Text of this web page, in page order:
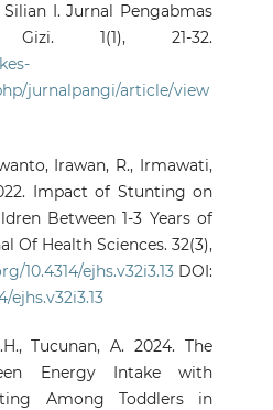
I. Jurnal Pengabmas
1(1), 21-32.
jurnalpangi/article/view
Irawan, R., Irmawati,
Impact of Stunting on
Between 1-3 Years of
Of Health Sciences. 32(3),
10.4314/ejhs.v32i3.13DOI:
ejhs.v32i3.13
Tucunan, A. 2024. The
Energy Intake with
Among Toddlers in